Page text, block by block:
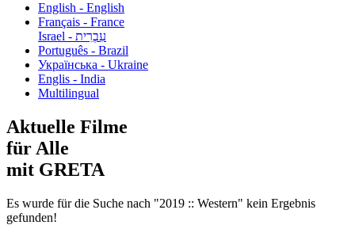
English - English
Français - France
עִבְרִית - Israel
Português - Brazil
Українська - Ukraine
Englis - India
Multilingual
Aktuelle Filme
für Alle
mit GRETA
Es wurde für die Suche nach "2019 :: Western" kein Ergebnis
gefunden!